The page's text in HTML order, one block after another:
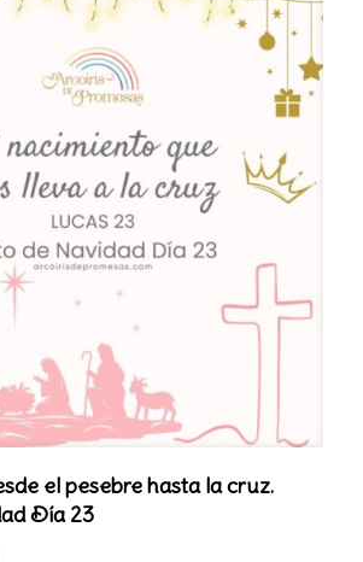
el pesebre hasta la cruz.
Día 23